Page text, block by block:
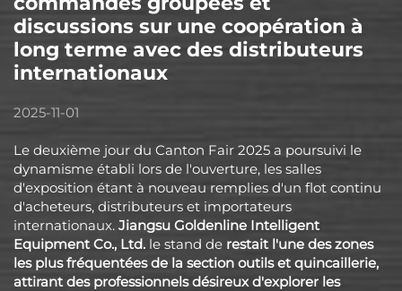
discussions sur une coopération à
long terme avec des distributeurs
internationaux
2025-11-01
Le deuxième jour du Canton Fair 2025 a poursuivi le
dynamisme établi lors de l'ouverture, les salles
d'exposition étant à nouveau remplies d'un flot continu
d'acheteurs, distributeurs et importateurs
internationaux. Jiangsu Goldenline Intelligent
Equipment Co., Ltd. le stand de restait l'une des zones
les plus fréquentées de la section outils et quincaillerie,
attirant des professionnels désireux d'explorer les